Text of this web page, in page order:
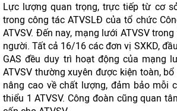
Lực lượng quan trọng, trực tiếp từ cơ
trong công tác ATVSLĐ của tổ chức
ATVSV. Đến nay, mạng lưới ATVSV
người. Tất cả 16/16 các đơn vị SXKD,
GAS đều duy trì hoạt động của mạng
ATVSV thường xuyên được kiện toàn,
nâng cao về chất lượng, đảm bảo mỗi
thiểu 1 ATVSV. Công đoàn cũng quan